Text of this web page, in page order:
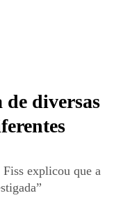
de diversas
explicou que a